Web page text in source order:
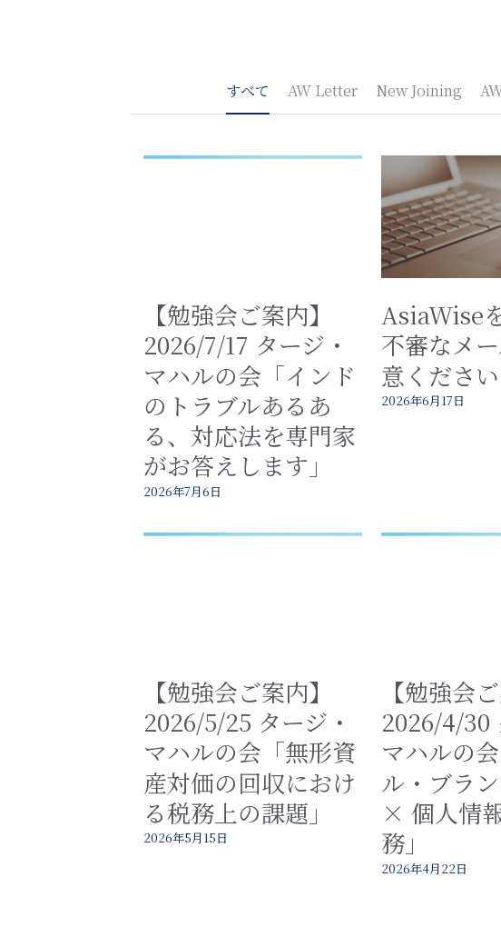
すべて AW Letter New Joining
【勉強会ご案内】
2026/7/17 タージ・
マハルの会「インド
のトラブルあるあ
る、対応法を専門家
がお答えします」
2026年7月6日
AsiaWise
不審なメ
意ください
2026年6月17日
【勉強会ご案内】
2026/5/25 タージ・
マハルの会「無形資
産対価の回収におけ
る税務上の課題」
2026年5月15日
【勉強会
2026/4/30
マハルの
ル・ブラ
× 個人情
務」
2026年4月22日